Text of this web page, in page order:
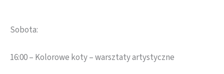
Sobota:
16:00 – Kolorowe koty – warsztaty artystyczne